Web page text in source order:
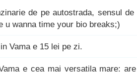
de pe autostrada, sensul
u wanna time your bio breaks;)
Vama e 15 lei pe zi.
e cea mai versatila mare: